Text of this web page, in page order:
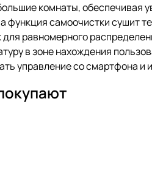
комнаты, обеспечивая
функция самоочистки сушит
равномерного
в зоне нахождения
управление со смартфона и